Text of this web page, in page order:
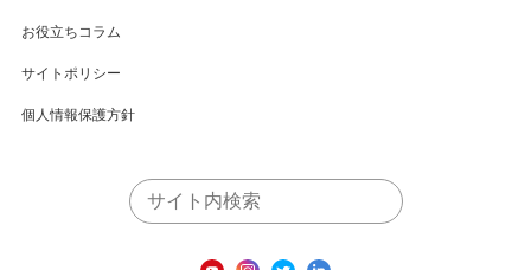
お役立ちコラム
サイトポリシー
個人情報保護方針